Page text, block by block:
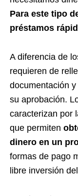
Para este tipo
préstamos
A diferencia de
requieren de
documentación
su aprobación.
caracterizan por
que permiten
dinero en un
formas de pago
libre inversión